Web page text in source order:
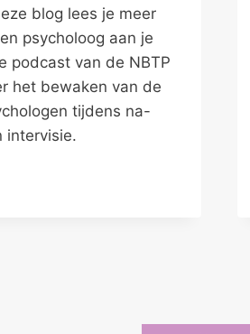
blog lees je meer
psycholoog aan je
podcast van de NBTP
het bewaken van de
tijdens na-
intervisie.